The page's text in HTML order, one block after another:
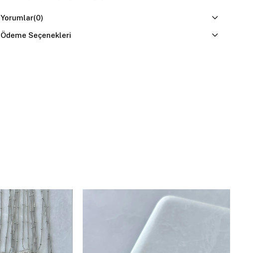
Yorumlar(0)
Ödeme Seçenekleri